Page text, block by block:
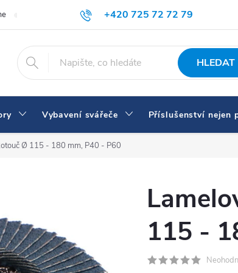
+420 725 72 72 79
eshop@svarecikukla.cz
Doprava a platba Proč nakupovat u nás
HLEDAT
Vybavení svářeče Příslušenství nejen
Ø 115 - 180 mm, P40 - P60
115 -